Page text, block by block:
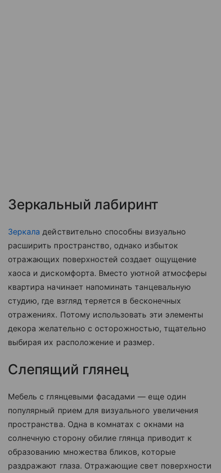
Зеркальный лабиринт
Зеркала действительно способны визуально
расширить пространство, однако избыток
отражающих поверхностей создает ощущение
хаоса и дискомфорта. Вместо уютной атмосферы
квартира начинает напоминать танцевальную
студию, где взгляд теряется в бесконечных
отражениях. Потому использовать эти элементы
декора желательно с осторожностью, тщательно
выбирая их расположение и размер.
Слепящий глянец
Мебель с глянцевыми фасадами — еще один
популярный прием для визуального увеличения
пространства. Одна в комнатах с окнами на
солнечную сторону обилие глянца приводит к
образованию множества бликов, которые
раздражают глаза. Отражающие свет поверхности